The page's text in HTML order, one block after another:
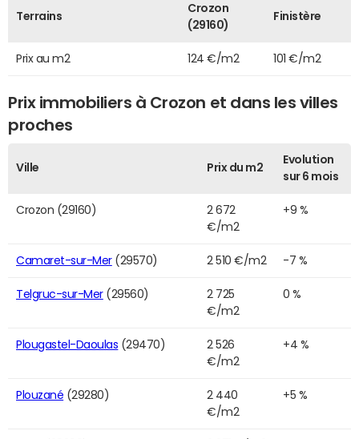
Terrains
Crozon
(29160)
Finistère
Prix au m2 124 €/m2 101 €/m2
Prix immobiliers à Crozon et dans les villes
proches
Ville Prix du m2
Evolution
sur 6 mois
Crozon (29160)
2 672
€/m2
+9 %
Camaret-sur-Mer(29570) 2 510 €/m2 -7 %
Telgruc-sur-Mer(29560)
2 725
€/m2
0 %
Plougastel-Daoulas (29470)
2 526
€/m2
+4 %
Plouzané (29280)
2 440
€/m2
+5 %